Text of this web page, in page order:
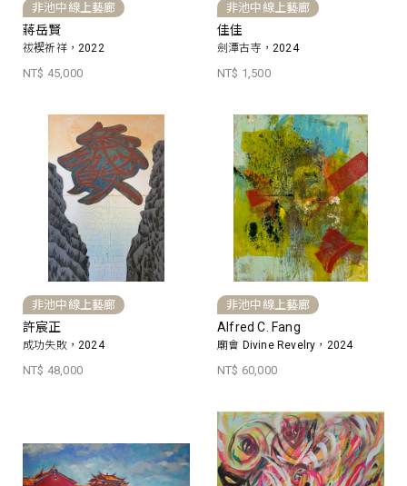
非池中線上藝廊
蔣岳賢
祓褉祈祥，2022
NT$ 45,000
非池中線上藝廊
佳佳
劍潭古寺，2024
NT$ 1,500
非池中線上藝廊
許宸正
成功失敗，2024
NT$ 48,000
非池中線上藝廊
Alfred C. Fang
廟會 Divine Revelry，2024
NT$ 60,000